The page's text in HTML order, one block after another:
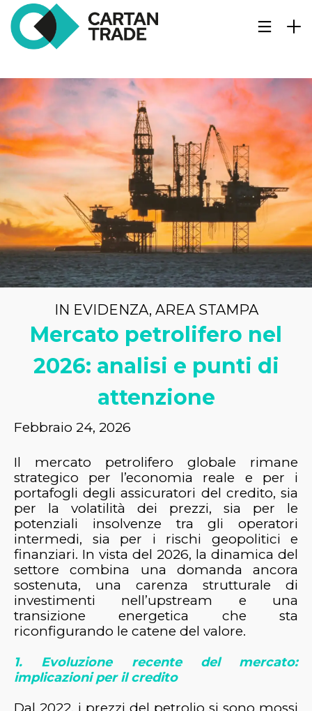
IN EVIDENZA, AREA STAMPA
Mercato petrolifero nel
2026: analisi e punti di
attenzione
Febbraio 24, 2026
Il mercato petrolifero globale rimane
strategico per l’economia reale e per i
portafogli degli assicuratori del credito, sia
per la volatilità dei prezzi, sia per le
potenziali insolvenze tra gli operatori
intermedi, sia per i rischi geopolitici e
finanziari. In vista del 2026, la dinamica del
settore combina una domanda ancora
sostenuta, una carenza strutturale di
investimenti nell’upstream e una
transizione energetica che sta
riconfigurando le catene del valore.
1. Evoluzione recente del mercato:
implicazioni per il credito